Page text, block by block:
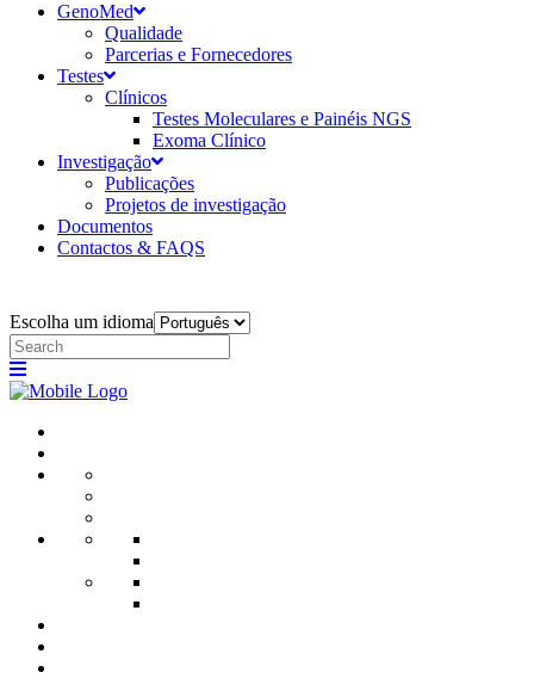
GenoMed
Qualidade
Parcerias e Fornecedores
Testes
Clínicos
Testes Moleculares e Painéis NGS
Exoma Clínico
Investigação
Publicações
Projetos de investigação
Documentos
Contactos & FAQS
Escolha um idioma